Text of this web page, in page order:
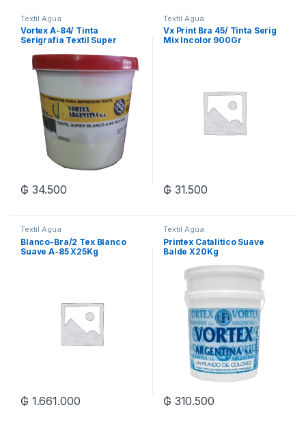
Textil Agua
Vortex A-84/ Tinta
Serigrafia Textil Super
₲ 34.500
Textil Agua
Vx Print Bra 45/ Tinta Serig
Mix Incolor 900Gr
₲ 31.500
Textil Agua
Blanco-Bra/2 Tex Blanco
Suave A-85 X25Kg
₲ 1.661.000
Textil Agua
Printex Catalitico Suave
Balde X20Kg
₲ 310.500